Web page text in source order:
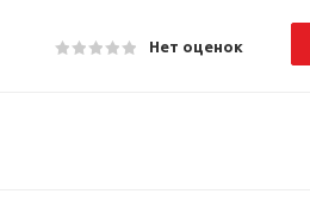
Нет оценок